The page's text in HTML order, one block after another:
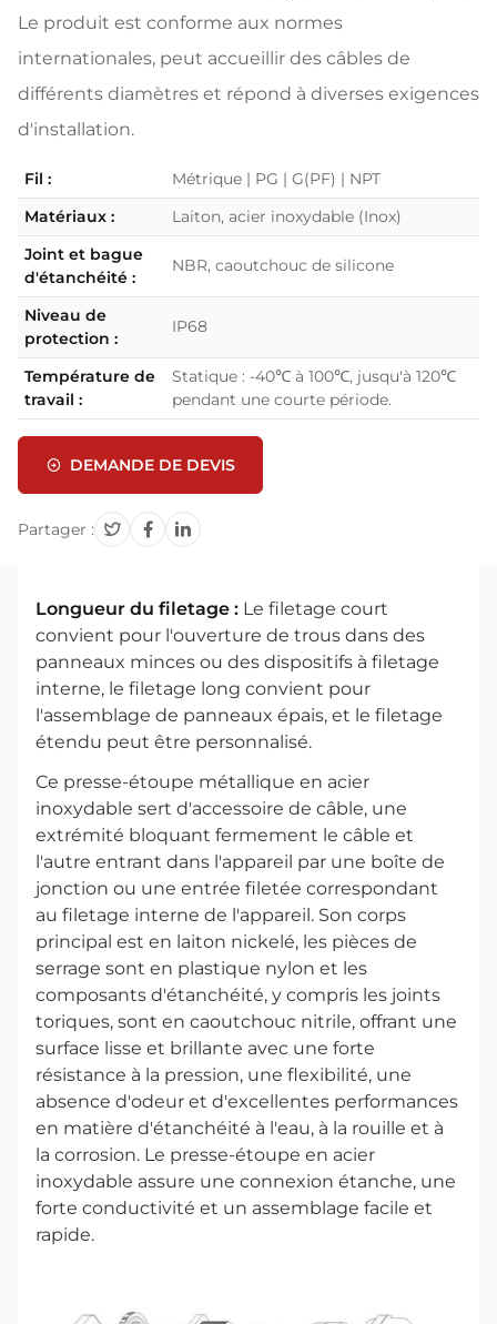
Le produit est conforme aux normes
internationales, peut accueillir des câbles de
différents diamètres et répond à diverses exigences
d'installation.
Fil :
Métrique | PG | G(PF) | NPT
Matériaux :
Laiton, acier inoxydable (Inox)
Joint et bague
d'étanchéité :
NBR, caoutchouc de silicone
Niveau de
protection :
IP68
Température de
travail :
Statique : -40℃ à 100℃, jusqu'à 120℃
pendant une courte période.
DEMANDE DE DEVIS
Partager :
Longueur du filetage : Le filetage court
convient pour l'ouverture de trous dans des
panneaux minces ou des dispositifs à filetage
interne, le filetage long convient pour
l'assemblage de panneaux épais, et le filetage
étendu peut être personnalisé.
Ce presse-étoupe métallique en acier
inoxydable sert d'accessoire de câble, une
extrémité bloquant fermement le câble et
l'autre entrant dans l'appareil par une boîte de
jonction ou une entrée filetée correspondant
au filetage interne de l'appareil. Son corps
principal est en laiton nickelé, les pièces de
serrage sont en plastique nylon et les
composants d'étanchéité, y compris les joints
toriques, sont en caoutchouc nitrile, offrant une
surface lisse et brillante avec une forte
résistance à la pression, une flexibilité, une
absence d'odeur et d'excellentes performances
en matière d'étanchéité à l'eau, à la rouille et à
la corrosion. Le presse-étoupe en acier
inoxydable assure une connexion étanche, une
forte conductivité et un assemblage facile et
rapide.